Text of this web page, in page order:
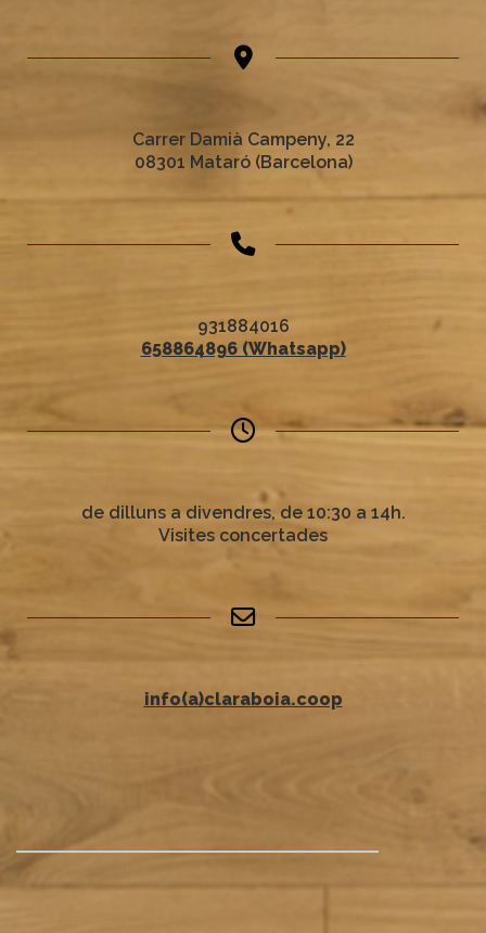
Carrer Damià Campeny, 22
08301 Mataró (Barcelona)
931884016
658864896 (Whatsapp)
de dilluns a divendres, de 10:30 a 14h.
Visites concertades
info(a)claraboia.coop